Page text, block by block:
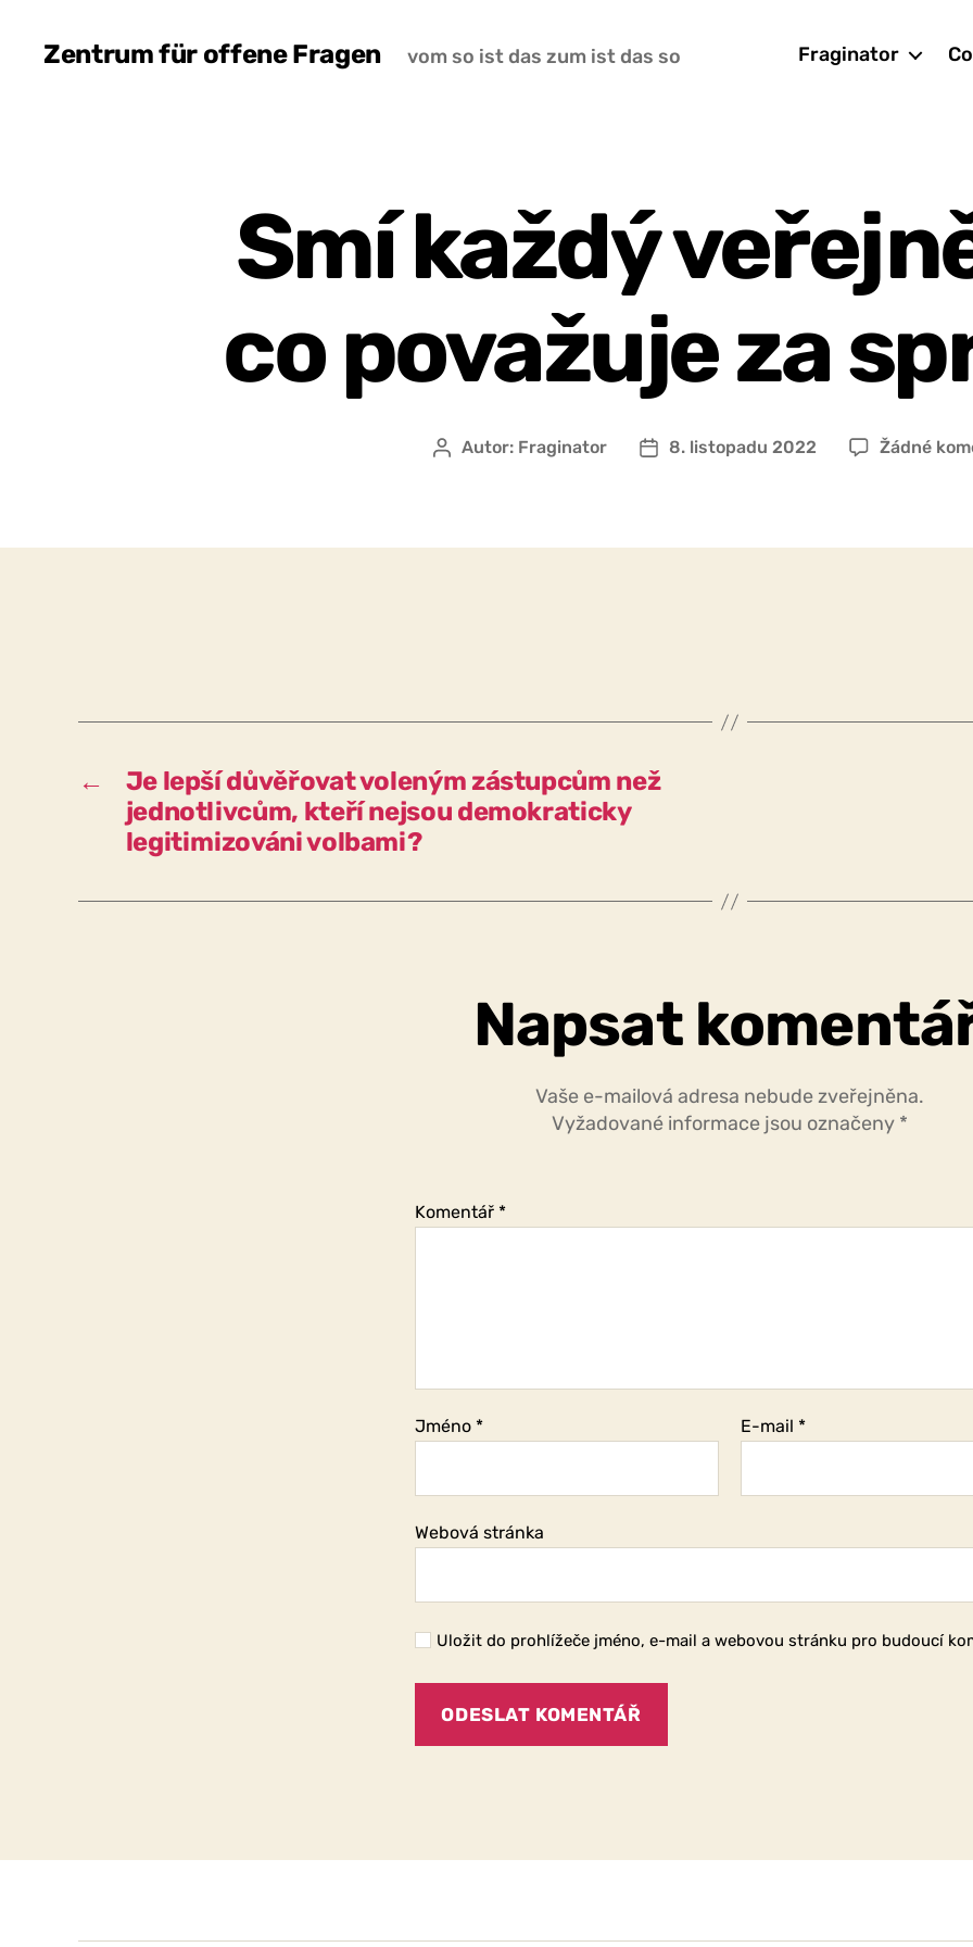
Zentrum für offene Fragen vom so ist das zum ist das so Fraginator
Smí každý
co považuje za
Autor
Autor: Fraginator
Datum
8. listopadu 2022 Žádné
←
Je lepší důvěřovat voleným zástupcům než
jednotlivcům, kteří nejsou demokraticky
legitimizováni volbami?
Napsat
Vaše e-mailová adresa nebude zveřejněna.
Vyžadované informace jsou označeny *
Komentář *
Jméno * E-mail *
Webová stránka
Uložit do prohlížeče jméno, e-mail a webovou stránku pro budoucí